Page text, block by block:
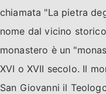
chiamata "La pietra
nome dal vicino
monastero è un
XVI o XVII secolo. Il
San Giovanni il